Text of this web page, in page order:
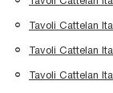
Tavoli Cattelan
Tavoli Cattelan
Tavoli Cattelan